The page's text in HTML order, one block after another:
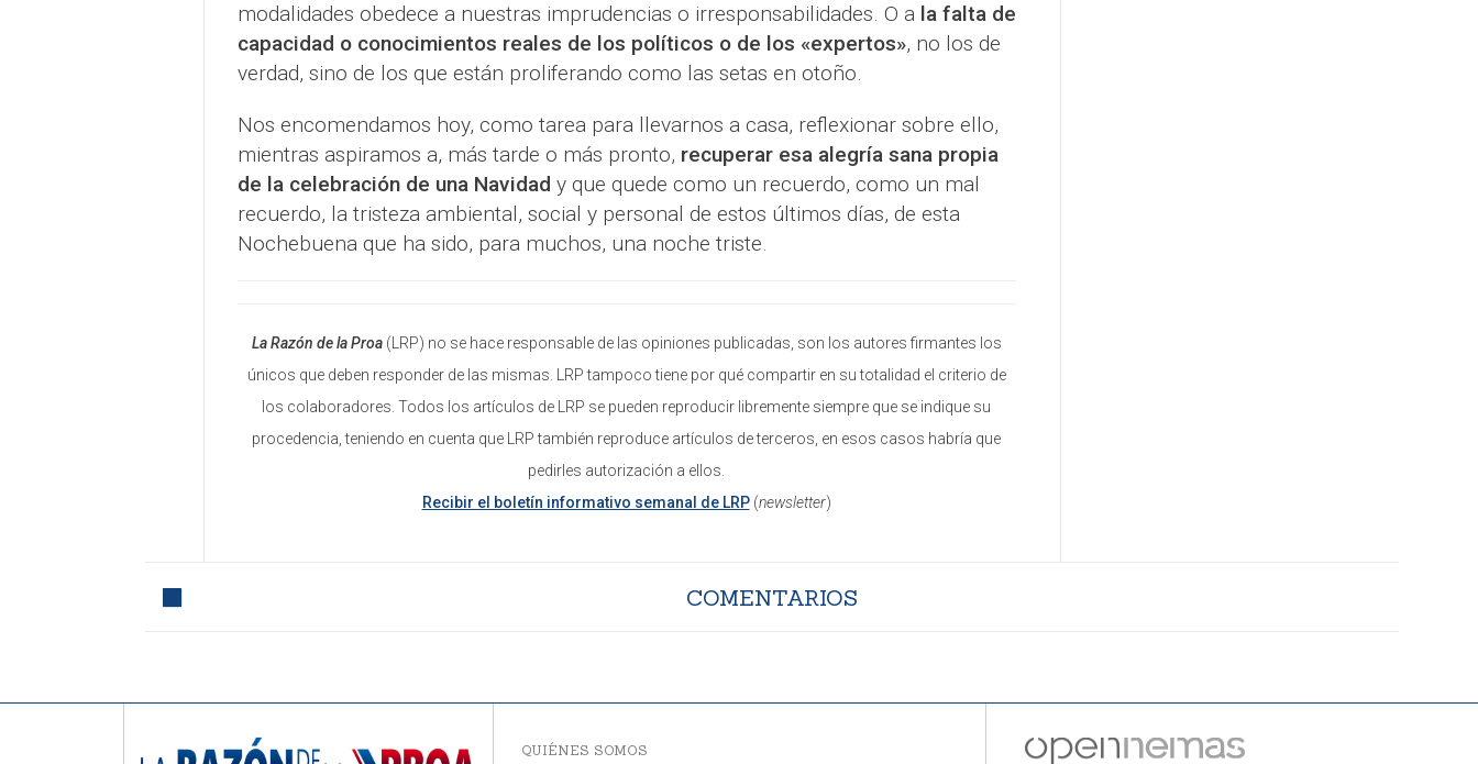
modalidades obedece a nuestras imprudencias o irresponsabilidades. O a la falta de
capacidad o conocimientos reales de los políticos o de los «expertos», no los de
verdad, sino de los que están proliferando como las setas en otoño.
Nos encomendamos hoy, como tarea para llevarnos a casa, reflexionar sobre ello,
mientras aspiramos a, más tarde o más pronto, recuperar esa alegría sana propia
de la celebración de una Navidad y que quede como un recuerdo, como un mal
recuerdo, la tristeza ambiental, social y personal de estos últimos días, de esta
Nochebuena que ha sido, para muchos, una noche triste.
La Razón de la Proa(LRP) no se hace responsable de las opiniones publicadas, son los autores firmantes los
únicos que deben responder de las mismas. LRP tampoco tiene por qué compartir en su totalidad el criterio de
los colaboradores. Todos los artículos de LRP se pueden reproducir libremente siempre que se indique su
procedencia, teniendo en cuenta que LRP también reproduce artículos de terceros, en esos casos habría que
pedirles autorización a ellos.
Recibir el boletín informativo semanal de LRP(newsletter)
COMENTARIOS
QUIÉNES SOMOS